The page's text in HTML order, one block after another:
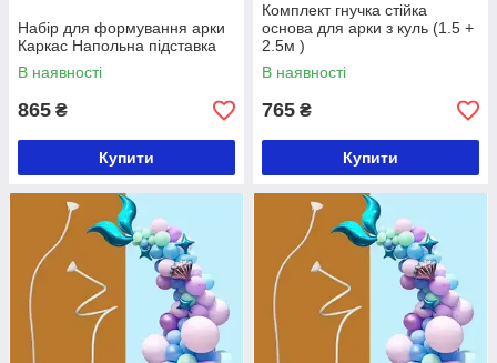
Набір для формування арки
Каркас Напольна підставка
В наявності
865 ₴
Купити
Комплект гнучка стійка
основа для арки з куль (1.5 +
2.5м )
В наявності
765 ₴
Купити